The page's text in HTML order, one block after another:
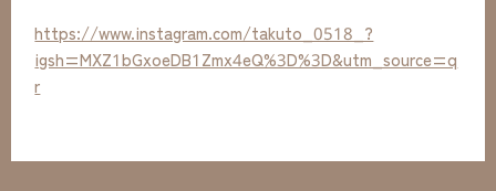
https://www.instagram.com/takuto_0518_?
igsh=MXZ1bGxoeDB1Zmx4eQ%3D%3D&utm_source=q
r